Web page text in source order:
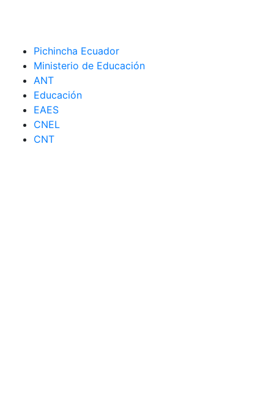
Pichincha Ecuador
Ministerio de Educación
ANT
Educación
EAES
CNEL
CNT